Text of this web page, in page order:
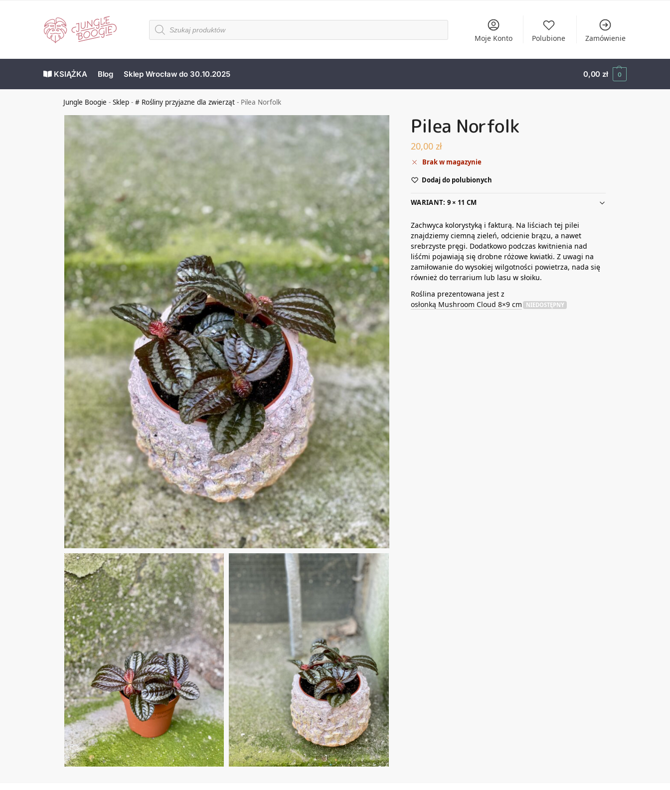
Moje Konto Polubione Zamówienie
KSIĄŻKA Blog Sklep Wrocław do 30.10.2025 0,00 zł 0
Jungle Boogie -Sklep -# Rośliny przyjazne dla zwierząt - Pilea Norfolk
Pilea Norfolk
20,00 zł
Brak w magazynie
Dodaj do polubionych
WARIANT: 9 × 11 CM
Zachwyca kolorystyką i fakturą. Na liściach tej pilei
znajdziemy ciemną zieleń, odcienie brązu, a nawet
srebrzyste pręgi. Dodatkowo podczas kwitnienia nad
liśćmi pojawiają się drobne różowe kwiatki. Z uwagi na
zamiłowanie do wysokiej wilgotności powietrza, nada się
również do terrarium lub lasu w słoiku.
Roślina prezentowana jest z
osłonką Mushroom Cloud 8×9 cm
NIEDOSTĘPNY